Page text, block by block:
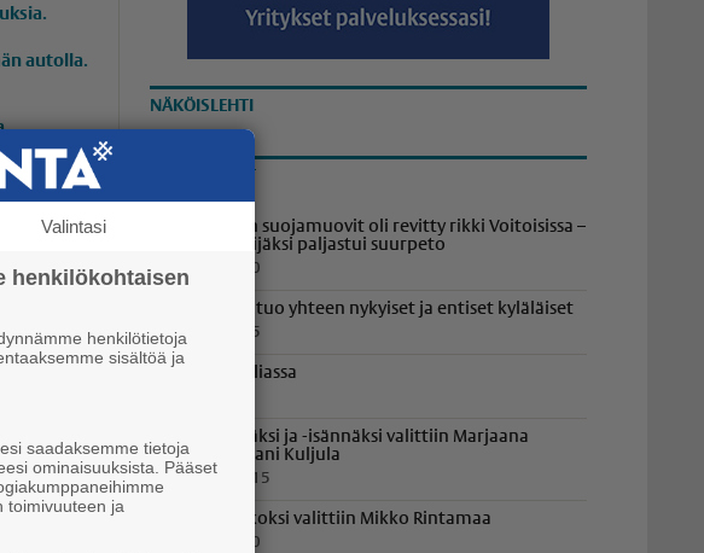
autolla.
NÄKÖISLEHTI
LUETUIMMAT
Pyöröpaalien suojamuovit oli revitty rikki Voitoisissa –
Ilkivallan tekijäksi paljastui suurpeto
5.8.2026 15.50
Paneliapäivä tuo yhteen nykyiset ja entiset kyläläiset
3.8.2026 10.15
Ulosajo Paneliassa
Löylyemännäksi ja -isännäksi valittiin Marjaana
Kuljula ja Juhani Kuljula
31.7.2026 19.15
Panelian Jaakoksi valittiin Mikko Rintamaa
1.8.2026 16.20
Valintasi
henkilökohtaisen
henkilötietoja
sisältöä ja
saadaksemme tietoja
ominaisuuksista. Pääset
toimivuuteen ja